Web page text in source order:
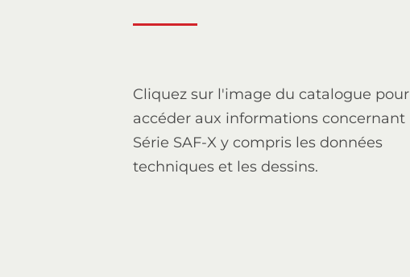
Cliquez sur l'image du catalogue pour
accéder aux informations concernant
Série SAF-X y compris les données
techniques et les dessins.